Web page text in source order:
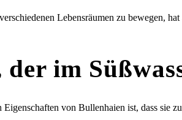
Lebensräumen zu bewegen,
im
von Bullenhaien ist, dass sie